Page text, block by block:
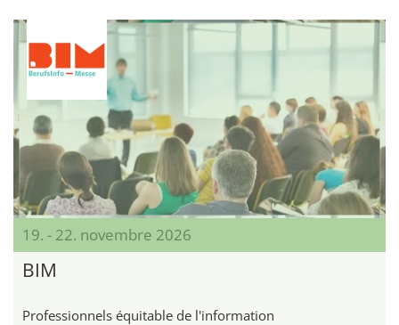
19. - 22. novembre 2026
BIM
Professionnels équitable de l'information